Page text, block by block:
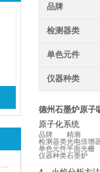
原子吸收火焰法和石墨炉法检测器的选择方法
品牌
检测器类
单色元件
仪器种类
德州石墨炉原子
原子化系统
品牌 精测
检测器类光电倍增
单色元件平面光栅
仪器种类石墨炉